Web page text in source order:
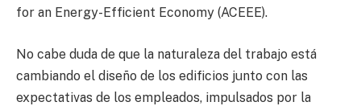
for an Energy-Efficient Economy (ACEEE).
No cabe duda de que la naturaleza del trabajo está
cambiando el diseño de los edificios junto con las
expectativas de los empleados, impulsados por la